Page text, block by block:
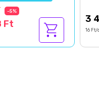
-5%
Ft 3
16 Ft/